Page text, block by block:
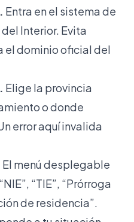
Entra en el sistema de
Interior. Evita
el dominio oficial del
Elige la provincia
o donde
error aquí invalida
El menú desplegable
“TIE”, “Prórroga
de residencia”.